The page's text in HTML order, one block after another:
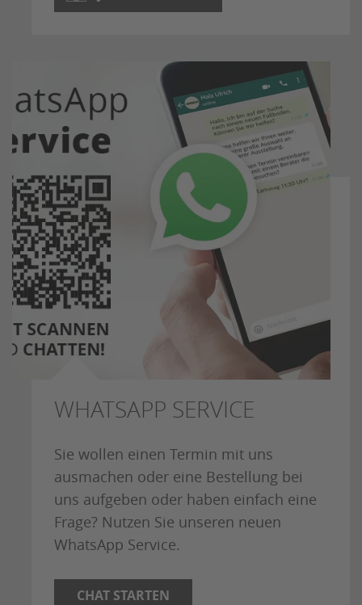
WHATSAPP SERVICE
Sie wollen einen Termin mit uns
ausmachen oder eine Bestellung bei
uns aufgeben oder haben einfach eine
Frage? Nutzen Sie unseren neuen
WhatsApp Service.
CHAT STARTEN